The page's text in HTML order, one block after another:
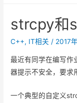
strcpy和
C++, IT相关 / 2017
最近有同学在编写作
器提示不安全，要求
一个典型的自定义